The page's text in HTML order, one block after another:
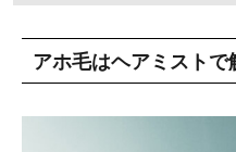
アホ毛はヘアミストで